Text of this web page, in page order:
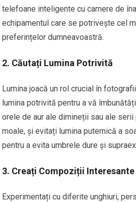
telefoane inteligente cu camere de
echipamentul care se potrivește cel
preferințelor dumneavoastră.
2. Căutați Lumina Potrivită
Lumina joacă un rol crucial în
lumina potrivită pentru a vă
orele de aur ale dimineții sau ale serii
moale, și evitați lumina puternică a
pentru a evita umbrele dure și
3. Creați Compoziții Interesante
Experimentați cu diferite unghiuri,